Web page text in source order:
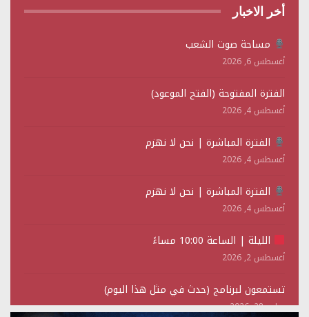
أخر الاخبار
مساحة صوت الشعب
أغسطس 6, 2026
الفترة المفتوحة (الفتح الموعود)
أغسطس 4, 2026
الفترة المباشرة | نحن لا نهزم
أغسطس 4, 2026
الفترة المباشرة | نحن لا نهزم
أغسطس 4, 2026
الليلة | الساعة 10:00 مساءً
أغسطس 2, 2026
تستمعون لبرنامج (حدث في مثل هذا اليوم)
يوليو 28, 2026